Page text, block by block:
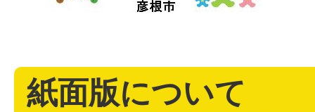
紙面版について